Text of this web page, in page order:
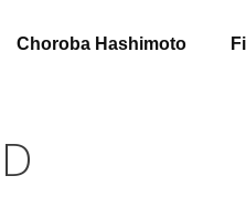
Choroba Hashimoto